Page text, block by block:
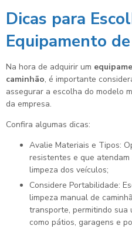
Dicas para
Equipamento
Na hora de adquirir um
caminhão, é importante
assegurar a escolha do modelo
da empresa.
Confira algumas dicas:
Avalie Materiais e Tipos: Opte por equipamentos duráveis,
resistentes e que
limpeza dos veículos;
Considere Portabilidade: Escolha um equipamento de
limpeza manual de
transporte, permitindo sua
como pátios, garagens e